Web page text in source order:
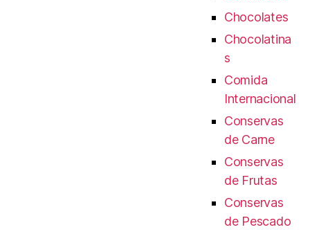
Chocolates
Chocolatina
s
Comida
Internacional
Conservas
de Carne
Conservas
de Frutas
Conservas
de Pescado